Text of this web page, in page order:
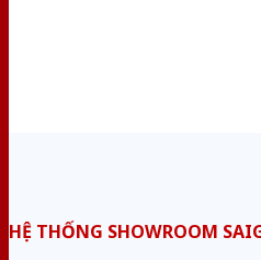
HỆ THỐNG SHOWROOM